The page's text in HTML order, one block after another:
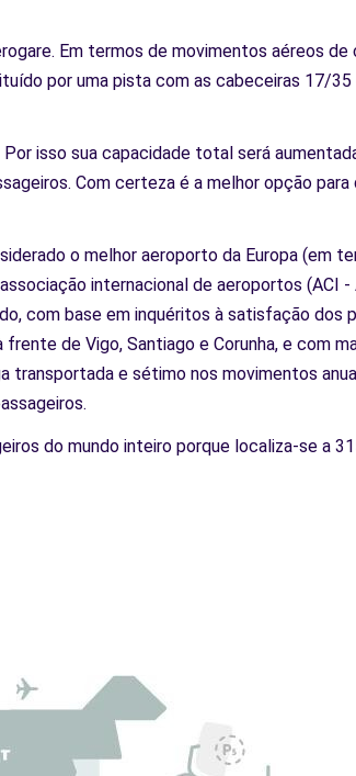
Em termos de movimentos aéreos de
por uma pista com as cabeceiras 17/
isso sua capacidade total será
Com certeza é a melhor opção
o melhor aeroporto da Europa (em
internacional de aeroportos (ACI
com base em inquéritos à satisfação dos
de Vigo, Santiago e Corunha, e com
transportada e sétimo nos movimentos
do mundo inteiro porque localiza-se a